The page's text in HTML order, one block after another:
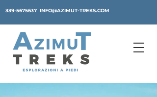
339-5675637 INFO@AZIMUT-TREKS.COM